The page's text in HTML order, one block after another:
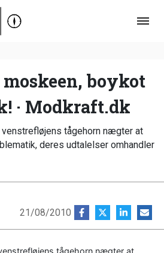
boykot
· Modkraft.dk
tågehorn nægter at
deres udtalelser omhandler
21/08/2010
tågehorn nægter at